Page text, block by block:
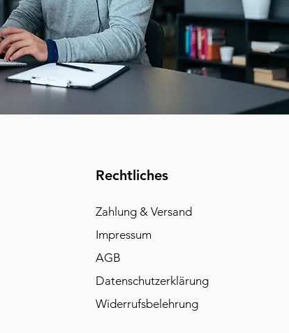
Rechtliches
Zahlung & Versand
Impressum
AGB
Datenschutzerklärung
Widerrufsbelehrung